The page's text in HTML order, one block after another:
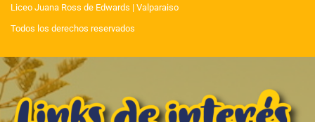
Liceo Juana Ross de Edwards | Valparaiso
Todos los derechos reservados